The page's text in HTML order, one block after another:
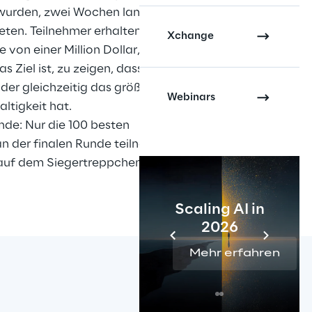
Xchange
Webinars
Scaling AI in
2026
Mehr erfahren
zwei Wochen lang
Teilnehmer erhalten
von einer Million Dollar, das es
Ziel ist, zu zeigen, dass man
gleichzeitig das größte
hat.
Nur die 100 besten
der finalen Runde teilnehmen
dem Siegertreppchen